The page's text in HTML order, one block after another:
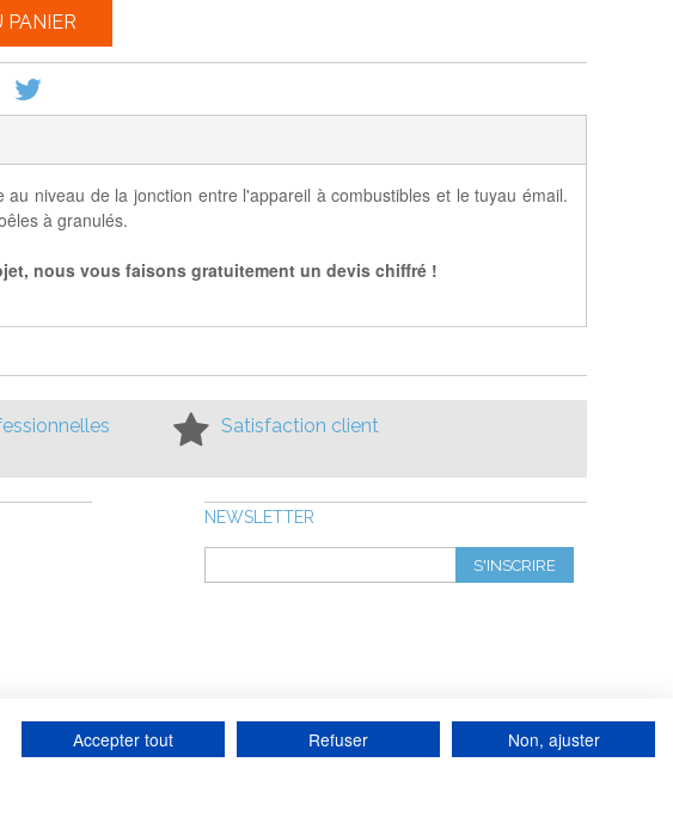
PANIER
niveau de la jonction entre l'appareil à combustibles et le tuyau émail.
à granulés.
nous vous faisons gratuitement un devis chiffré !
Satisfaction client
NEWSLETTER
S'INSCRIRE
Accepter tout Refuser Non, ajuster